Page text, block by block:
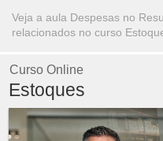
Veja a aula Despesas no
relacionados no curso
Curso Online
Estoques